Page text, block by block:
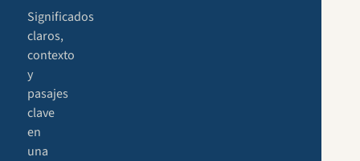
Significados
claros,
contexto
y
pasajes
clave
en
una